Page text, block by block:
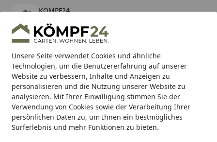
Unsere Seite verwendet Cookies und ähnliche
Technologien, um die Benutzererfahrung auf unserer
Website zu verbessern, Inhalte und Anzeigen zu
personalisieren und die Nutzung unserer Website zu
analysieren. Mit Ihrer Einwilligung stimmen Sie der
Verwendung von Cookies sowie der Verarbeitung Ihrer
persönlichen Daten zu, um Ihnen ein bestmögliches
Surferlebnis und mehr Funktionen zu bieten.
KÖMPF24
kostenlos - Im App Store
Hotline
Alle Produkte
Mein Konto
Suchen
Karibu Pools inkl. gratis Sandfilteranlage & Pool-
Starterset (Gesamtwert bis 468,99€)